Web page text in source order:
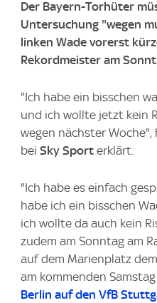
Der Bayern-Torhüter
Untersuchung "wegen
linken Wade vorerst
Rekordmeister am
"Ich habe ein bisschen
und ich wollte jetzt kein
wegen nächster
bei Sky Sport erklärt.
"Ich habe es einfach
habe ich ein bisschen
ich wollte da auch kein
zudem am Sonntag am
auf dem Marienplatz dem
am kommenden Samstag
Berlin auf den VfB